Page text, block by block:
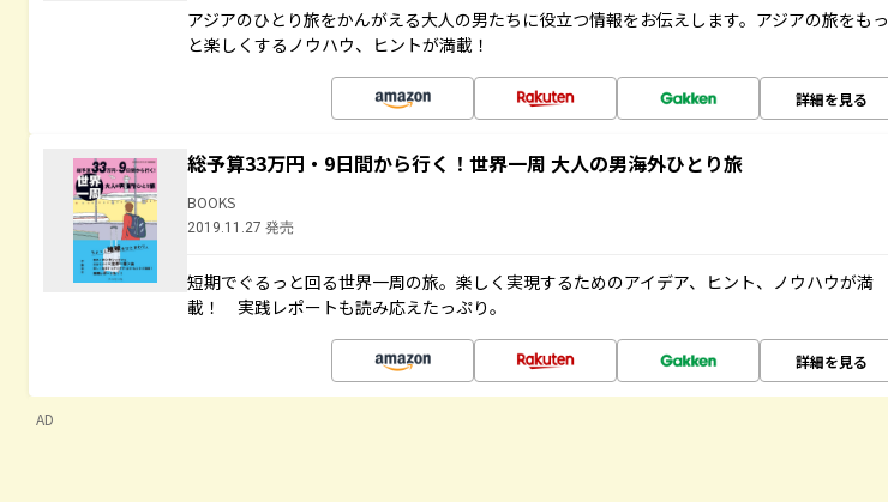
アジアのひとり旅をかんがえる大人の男たちに役立つ情報をお伝えします。アジアの旅をもっ
と楽しくするノウハウ、ヒントが満載！
詳細を見る
総予算33万円・9日間から行く！世界一周 大人の男海外ひとり旅
BOOKS
2019.11.27 発売
短期でぐるっと回る世界一周の旅。楽しく実現するためのアイデア、ヒント、ノウハウが満
載！ 実践レポートも読み応えたっぷり。
詳細を見る
AD